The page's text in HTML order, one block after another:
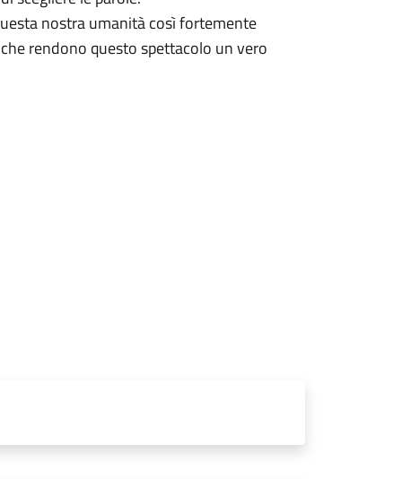
nostra umanità così fortemente
rendono questo spettacolo un vero